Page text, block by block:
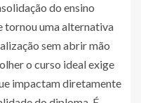
do ensino
tornou uma alternativa
sem abrir mão
o curso ideal exige
impactam diretamente